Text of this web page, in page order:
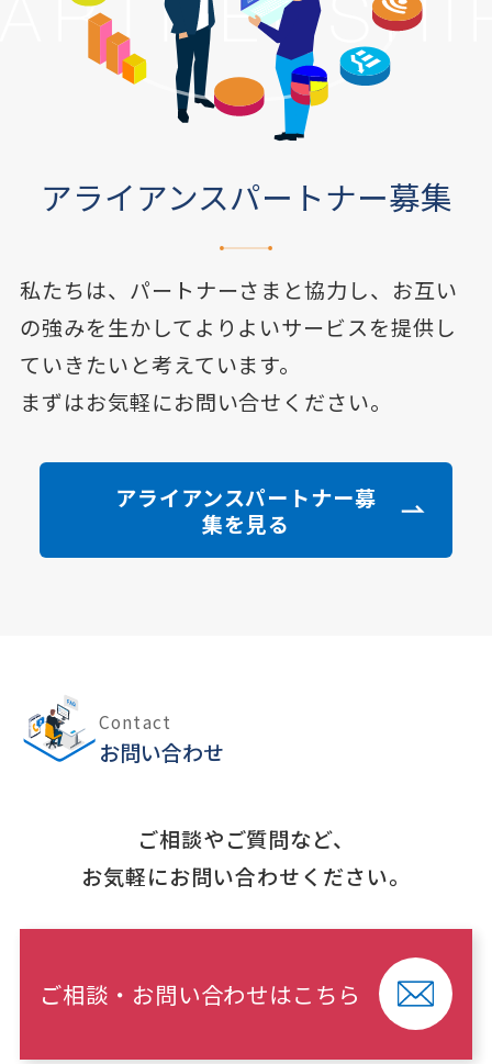
アライアンスパートナー募集
私たちは、パートナーさまと協力し、お互い
の強みを生かしてよりよいサービスを提供し
ていきたいと考えています。
まずはお気軽にお問い合せください。
アライアンスパートナー募
集を見る
Contact
お問い合わせ
ご相談やご質問など、
お気軽にお問い合わせください。
ご相談・お問い合わせはこちら